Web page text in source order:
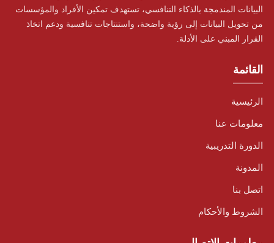
البيانات المندمجة بالذكاء التنافسي، تستهدف تمكين الأفراد والمؤسسات
من تحويل البيانات إلى رؤية واضحة، واستنتاجات تنافسية ودعم اتخاذ
القرار المبني على الأدلة.
القائمة
الرئيسية
معلومات عنا
الدورة التدريبية
المدونة
اتصل بنا
الشروط والأحكام